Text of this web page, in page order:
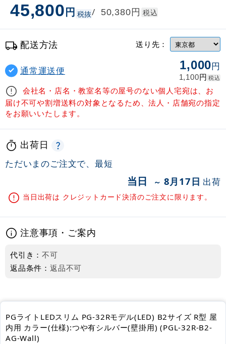
45,800円 税抜/ 50,380円 税込
配送方法 送り先：
通常運送便 1,000円
1,100円 税込
会社名・店名・教室名等の屋号のない個人宅宛は、お
届け不可や割増送料の対象となるため、法人・店舗宛の指定
をお願いいたします。
出荷日
ただいまのご注文で、最短
当日 ～ 8月17日 出荷
当日出荷は クレジットカード決済のご注文に限ります。
注意事項・ご案内
代引き：不可
返品条件： 返品不可
PGライトLEDスリム PG-32Rモデル(LED) B2サイズ R型 屋
内用 カラー(仕様):つや有シルバー(壁掛用) (PGL-32R-B2-
AG-Wall)